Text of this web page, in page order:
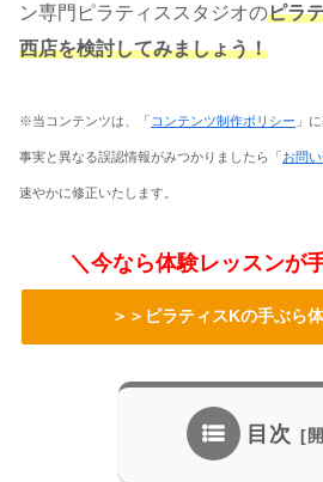
ン専門ピラティススタジオのピラ
西店を検討してみましょう！
※当コンテンツは、「 コンテンツ制作ポリシー 」
事実と異なる誤認情報がみつかりましたら「お問
速やかに修正いたします。
＼今なら体験レッスンが
＞＞ピラティスKの手ぶら
目次